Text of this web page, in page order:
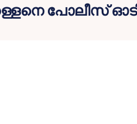
പോലീസ്